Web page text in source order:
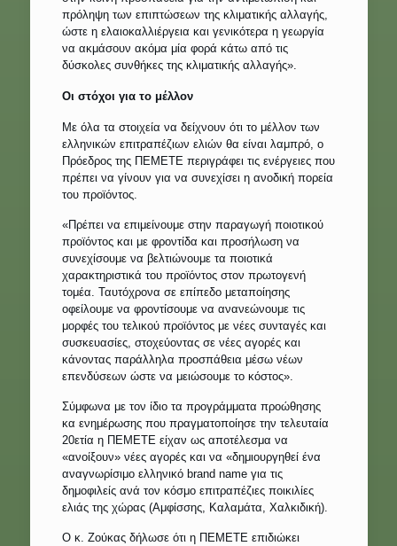
πρόληψη των επιπτώσεων της κλιματικής αλλαγής,
ώστε η ελαιοκαλλιέργεια και γενικότερα η γεωργία
να ακμάσουν ακόμα μία φορά κάτω από τις
δύσκολες συνθήκες της κλιματικής αλλαγής».
Οι στόχοι για το μέλλον
Με όλα τα στοιχεία να δείχνουν ότι το μέλλον των
ελληνικών επιτραπέζιων ελιών θα είναι λαμπρό, ο
Πρόεδρος της ΠΕΜΕΤΕ περιγράφει τις ενέργειες που
πρέπει να γίνουν για να συνεχίσει η ανοδική πορεία
του προϊόντος.
«Πρέπει να επιμείνουμε στην παραγωγή ποιοτικού
προϊόντος και με φροντίδα και προσήλωση να
συνεχίσουμε να βελτιώνουμε τα ποιοτικά
χαρακτηριστικά του προϊόντος στον πρωτογενή
τομέα. Ταυτόχρονα σε επίπεδο μεταποίησης
οφείλουμε να φροντίσουμε να ανανεώνουμε τις
μορφές του τελικού προϊόντος με νέες συνταγές και
συσκευασίες, στοχεύοντας σε νέες αγορές και
κάνοντας παράλληλα προσπάθεια μέσω νέων
επενδύσεων ώστε να μειώσουμε το κόστος».
Σύμφωνα με τον ίδιο τα προγράμματα προώθησης
κα ενημέρωσης που πραγματοποίησε την τελευταία
20ετία η ΠΕΜΕΤΕ είχαν ως αποτέλεσμα να
«ανοίξουν» νέες αγορές και να «δημιουργηθεί ένα
αναγνωρίσιμο ελληνικό brand name για τις
δημοφιλείς ανά τον κόσμο επιτραπέζιες ποικιλίες
ελιάς της χώρας (Αμφίσσης, Καλαμάτα, Χαλκιδική).
Ο κ. Ζούκας δήλωσε ότι η ΠΕΜΕΤΕ επιδιώκει